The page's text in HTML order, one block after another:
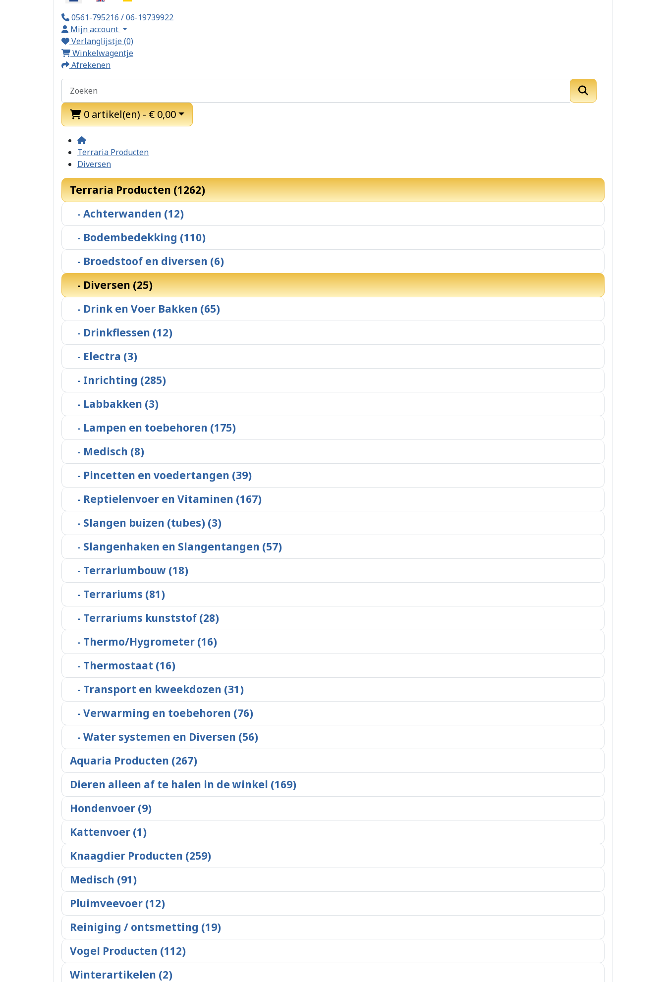
0561-795216 / 06-19739922
Mijn account
Verlanglijstje (0)
Winkelwagentje
Afrekenen
0 artikel(en) - € 0,00
Terraria Producten
Diversen
Terraria Producten (1262)
- Achterwanden (12)
- Bodembedekking (110)
- Broedstoof en diversen (6)
- Diversen (25)
- Drink en Voer Bakken (65)
- Drinkflessen (12)
- Electra (3)
- Inrichting (285)
- Labbakken (3)
- Lampen en toebehoren (175)
- Medisch (8)
- Pincetten en voedertangen (39)
- Reptielenvoer en Vitaminen (167)
- Slangen buizen (tubes) (3)
- Slangenhaken en Slangentangen (57)
- Terrariumbouw (18)
- Terrariums (81)
- Terrariums kunststof (28)
- Thermo/Hygrometer (16)
- Thermostaat (16)
- Transport en kweekdozen (31)
- Verwarming en toebehoren (76)
- Water systemen en Diversen (56)
Aquaria Producten (267)
Dieren alleen af te halen in de winkel (169)
Hondenvoer (9)
Kattenvoer (1)
Knaagdier Producten (259)
Medisch (91)
Pluimveevoer (12)
Reiniging / ontsmetting (19)
Vogel Producten (112)
Winterartikelen (2)